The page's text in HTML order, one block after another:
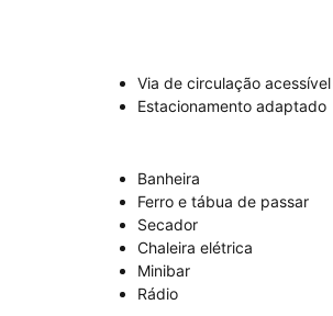
Via de circulação acessível
Estacionamento adaptado
Banheira
Ferro e tábua de passar
Secador
Chaleira elétrica
Minibar
Rádio